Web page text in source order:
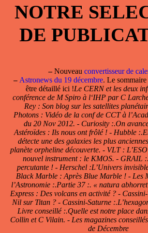
NOTRE
DE
–Nouveau convertisseur de
– Astronews du 19 décembre. Le
être détaillé ici !Le CERN et les deux
conférence de M Spiro à l‘IHP par C
Rey : Son blog sur les satellites
Photons : Vidéo de la conf de CCT à
du 20 Nov 2012. - Curiosity :.On
Astéroïdes : Ils nous ont frôlé ! - Hubble
détecte une des galaxies les plus
planète orpheline découverte. - VLT :
nouvel instrument : le KMOS. - GRAIL
percutante ! - Herschel :L’Univers
Black Marble : Après Blue Marble ! - Les
l’Astronomie :.Partie 37 :. « natura
Express : Des volcans en activité ? -
Nil sur Titan ? - Cassini-Saturne
Livre conseillé :.Quelle est notre place
Collin et C Vilain. - Les magazines
de Décembre